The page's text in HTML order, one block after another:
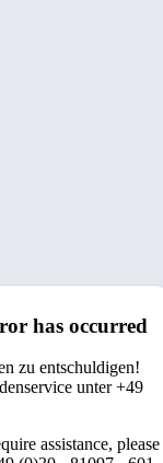
has occurred
zu entschuldigen!
unter +49
assistance, please